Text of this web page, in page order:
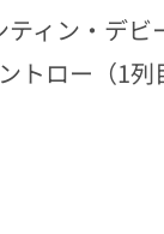
ィン・デ
トロー（1